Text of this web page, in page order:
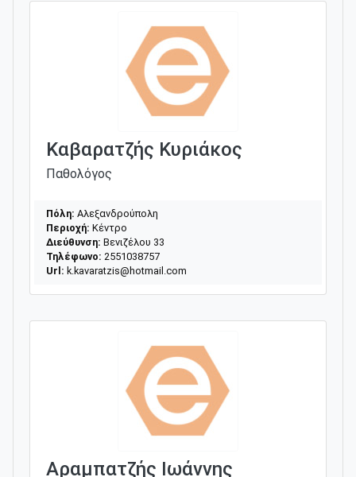
Καβαρατζής Κυριάκος
Παθολόγος
Πόλη: Αλεξανδρούπολη
Περιοχή: Κέντρο
Διεύθυνση: Βενιζέλου 33
Τηλέφωνο: 2551038757
Url: k.kavaratzis@hotmail.com
Αραμπατζής Ιωάννης